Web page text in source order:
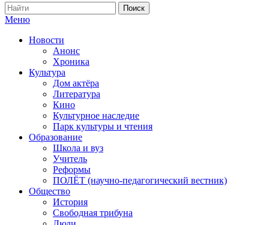
Меню
Новости
Анонс
Хроника
Культура
Дом актёра
Литература
Кино
Культурное наследие
Парк культуры и чтения
Образование
Школа и вуз
Учитель
Реформы
ПОЛЁТ (научно-педагогический вестник)
Общество
История
Свободная трибуна